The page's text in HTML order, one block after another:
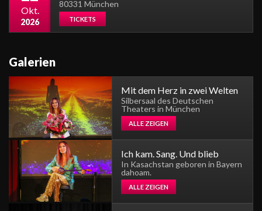
Okt.
2026
80331 München
TICKETS
Galerien
Mit dem Herz in zwei Welten
Silbersaal des Deutschen
Theaters in München
ALLE ZEIGEN
Ich kam. Sang. Und blieb
In Kasachstan geboren in Bayern
dahoam.
ALLE ZEIGEN